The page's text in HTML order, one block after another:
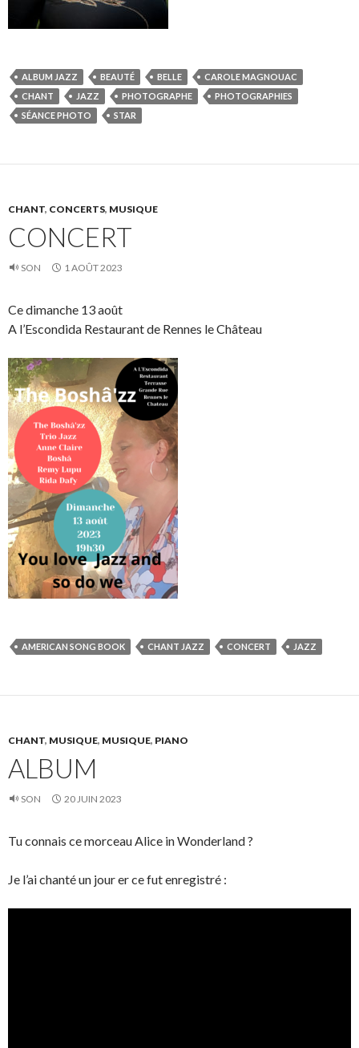
ALBUM JAZZ BEAUTÉ BELLE
CAROLE MAGNOUAC
CHANT
JAZZ PHOTOGRAPHE
PHOTOGRAPHIES
SÉANCE PHOTO
STAR
CHANT, CONCERTS, MUSIQUE
CONCERT
SON 1 AOÛT 2023
Ce dimanche 13 août
A l’Escondida Restaurant de Rennes le Château
AMERICAN SONG BOOK CHANT JAZZ CONCERT JAZZ
CHANT, MUSIQUE, MUSIQUE, PIANO
ALBUM
SON 20 JUIN 2023
Tu connais ce morceau Alice in Wonderland ?
Je l’ai chanté un jour er ce fut enregistré :